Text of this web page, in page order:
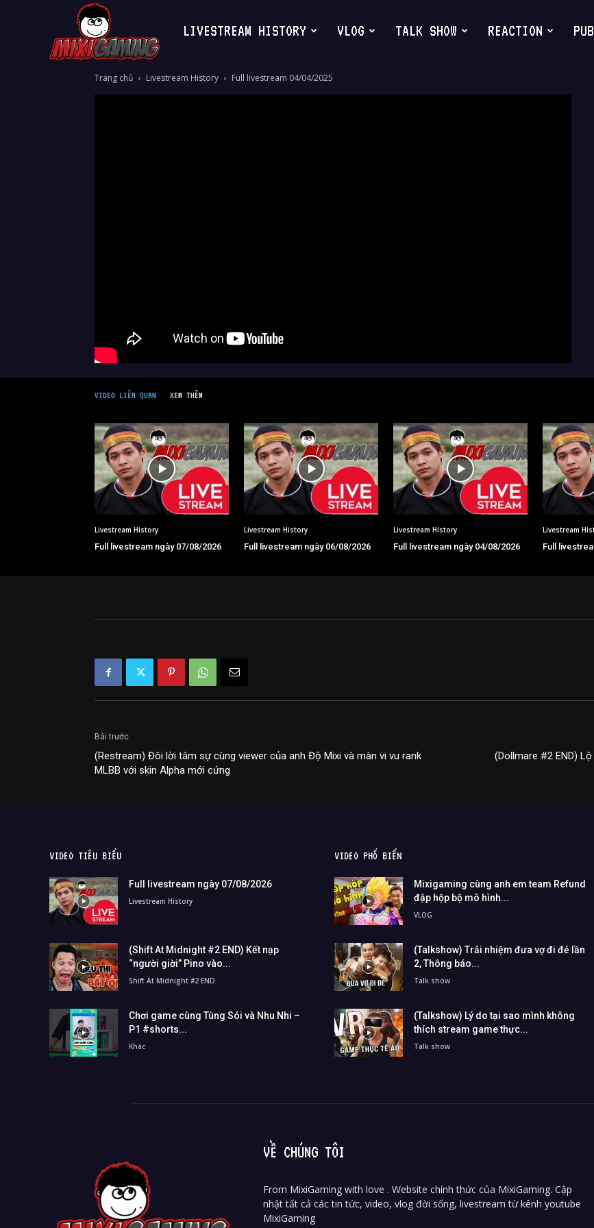
MixiGaming
LIVESTREAM HISTORY VLOG TALK SHOW REACTION
Trang chủ Livestream History Full livestream 04/04/2025
VIDEO LIÊN QUAN XEM THÊM
Livestream History
Full livestream ngày 07/08/2026
Livestream History
Full livestream ngày 06/08/2026
Livestream History
Full livestream ngày 04/08/2026
Livestream
Full
Bài trước
(Restream) Đôi lời tâm sự cùng viewer của anh Độ Mixi và màn vi vu rank
MLBB với skin Alpha mới cứng
(Dollmare #2 END)
VIDEO TIÊU BIỂU
Full livestream ngày 07/08/2026
Livestream History
(Shift At Midnight #2 END) Kết nạp
“người giời” Pino vào...
Shift At Midnight #2 END
Chơi game cùng Tùng Sói và Nhu Nhi –
P1 #shorts...
Khác
VIDEO PHỔ BIẾN
Mixigaming cùng anh em team Refund
đập hộp bộ mô hình...
VLOG
(Talkshow) Trải nhiệm đưa vợ đi đẻ lần
2, Thông báo...
Talk show
(Talkshow) Lý do tại sao mình không
thích stream game thực...
Talk show
VỀ CHÚNG TÔI
From MixiGaming with love . Website chính thức của MixiGaming. Cập
nhật tất cả các tin tức, video, vlog đời sống, livestream từ kênh youtube
MixiGaming